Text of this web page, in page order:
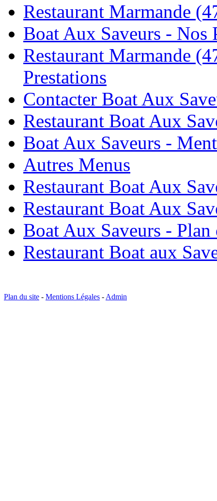
Restaurant Marmande
Boat Aux Saveurs - Nos
Restaurant Marmande
Prestations
Contacter Boat Aux
Restaurant Boat Aux
Boat Aux Saveurs -
Autres Menus
Restaurant Boat Aux
Restaurant Boat Aux
Boat Aux Saveurs - Plan
Restaurant Boat aux
Plan du site - Mentions Légales - Admin